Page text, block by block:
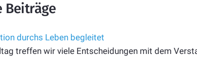
Beiträge
durchs Leben begleitet
treffen wir viele Entscheidungen mit dem